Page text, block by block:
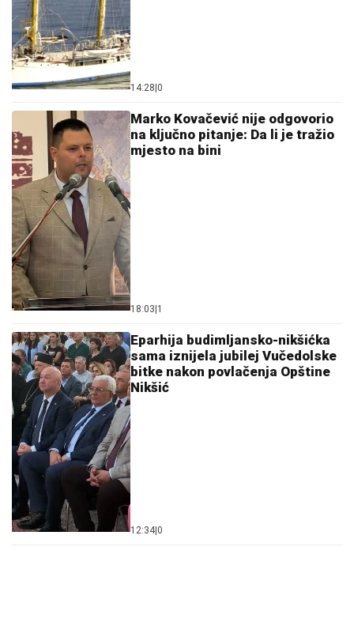
14:28|0
Marko Kovačević nije odgovorio
na ključno pitanje: Da li je tražio
mjesto na bini
18:03|1
Eparhija budimljansko-nikšićka
sama iznijela jubilej Vučedolske
bitke nakon povlačenja Opštine
Nikšić
12:34|0